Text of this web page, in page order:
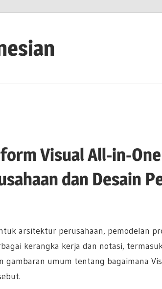
Visual All-in-
dan Desain
arsitektur perusahaan, pemodelan
kerangka kerja dan notasi, termasuk
gambaran umum tentang bagaimana